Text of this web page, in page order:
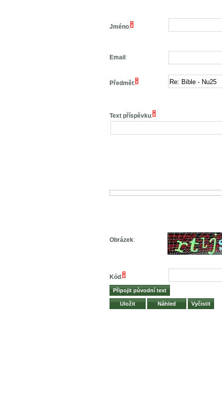
Jméno:*
Email :
Předmět:*
Text příspěvku:*
Obrázek:
Kód :*